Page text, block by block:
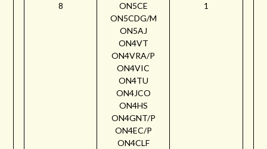
8
ON5CE
ON5CDG/M
ON5AJ
ON4VT
ON4VRA/P
ON4VIC
ON4TU
ON4JCO
ON4HS
ON4GNT/P
ON4EC/P
ON4CLF
1